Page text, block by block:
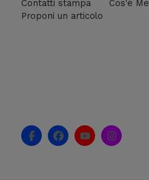
Contatti stampa
Cos'è
Proponi un articolo
F
a
F
a
Y
o
I
n